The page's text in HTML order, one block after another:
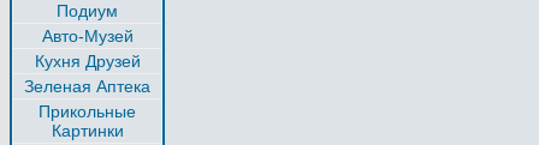
Подиум
Авто-Музей
Кухня Друзей
Зеленая Аптека
Прикольные
Картинки